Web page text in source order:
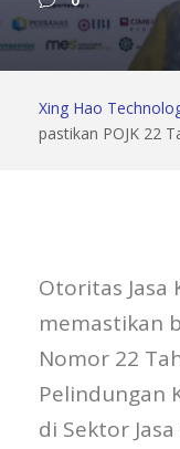
Xing Hao
pastikan POJK 22
Otoritas Jasa
memastikan
Nomor 22
Pelindungan
di Sektor